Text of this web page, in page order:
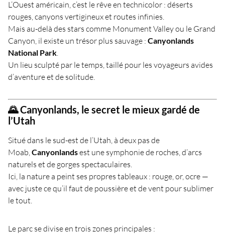
L’Ouest américain, c’est le rêve en technicolor : déserts
rouges, canyons vertigineux et routes infinies.
Mais au-delà des stars comme Monument Valley ou le Grand
Canyon, il existe un trésor plus sauvage : Canyonlands
National Park
Un lieu sculpté par le temps, taillé pour les voyageurs avides
d’aventure et de solitude.
🌄 Canyonlands, le secret le mieux gardé de
l’Utah
Situé dans le sud-est de l’Utah, à deux pas de
Moab, Canyonlandsest une symphonie de roches, d’arcs
naturels et de gorges spectaculaires.
Ici, la nature a peint ses propres tableaux : rouge, or, ocre —
avec juste ce qu’il faut de poussière et de vent pour sublimer
le tout.
Le parc se divise en trois zones principales :